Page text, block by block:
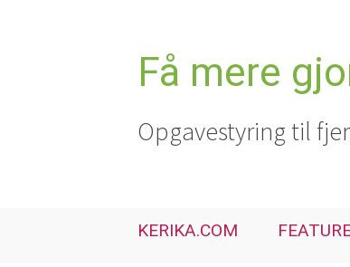
Få mere
Opgavestyring til
KERIKA.COM